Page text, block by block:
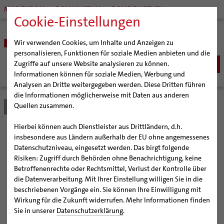
Cookie-Einstellungen
Wir verwenden Cookies, um Inhalte und Anzeigen zu
personalisieren, Funktionen für soziale Medien anbieten und die
Zugriffe auf unsere Website analysieren zu können.
Informationen können für soziale Medien, Werbung und
Analysen an Dritte weitergegeben werden. Diese Dritten führen
die Informationen möglicherweise mit Daten aus anderen
Quellen zusammen.
Hierbei können auch Dienstleister aus Drittländern, d.h.
insbesondere aus Ländern außerhalb der EU ohne angemessenes
Datenschutzniveau, eingesetzt werden. Das birgt folgende
Risiken: Zugriff durch Behörden ohne Benachrichtigung, keine
Betroffenenrechte oder Rechtsmittel, Verlust der Kontrolle über
die Datenverarbeitung. Mit Ihrer Einstellung willigen Sie in die
beschriebenen Vorgänge ein. Sie können Ihre Einwilligung mit
Wirkung für die Zukunft widerrufen. Mehr Informationen finden
Sie in unserer Datenschutzerklärung.
MARIENDOM DOMMUSEUM DOMBIBLIOTHEK
BISTUM
Bischöfe
Weihbischof Dr. Martin Marahrens
Bischof em. Norbert Trelle
Weihbischof em. Bongartz
Weihbischof em. Schwerdtfeger
Weihbischof em. Koitz
Bischof em. Dr. Wüstenberg
Generalvikariat
Gremien
Diözesangericht
Gemeindegremien
Pfarrgemeinden
Hildesheimer Dom
Virtueller Rundgang durch den Dom
Tausendjähriger Rosenstock
Die Hildesheimer Dommusik
Wallfahrten | Pilgern
Termine Wallfahrten und Pilgern
Jakobswege im Bistum Hildesheim
Veranstaltungen
Strategieprozess
Jugend
Bistum Hildesheim
Bischof Wilmer: „Wir haben
den Auftrag, die Schöpfung
zu bewahren“
Bistum Hildesheim hat jetzt ein interdisziplinäres
Umweltteam